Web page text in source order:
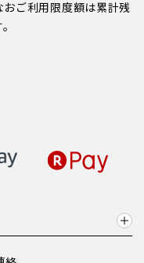
ご利用限度額は累計残